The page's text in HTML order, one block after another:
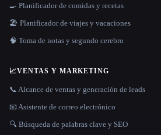
🍳 Planificador de comidas y recetas
🏖 Planificador de viajes y vacaciones
🧠 Toma de notas y segundo cerebro
📈VENTAS Y MARKETING
📞 Alcance de ventas y generación de leads
📧 Asistente de correo electrónico
🔍 Búsqueda de palabras clave y SEO